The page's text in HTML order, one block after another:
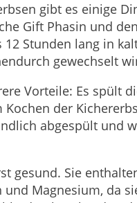
gibt es einige
Gift Phasin und
Stunden lang in
gewechselt
Vorteile: Es spült
Kochen der
abgespült und
gesund. Sie
und Magnesium, da